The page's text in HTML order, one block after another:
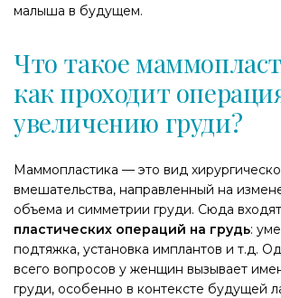
малыша в будущем.
Что такое
как проходит
увеличению груди?
Маммопластика — это вид
вмешательства, направленный на
объема и симметрии груди. Сюда
пластических операций на грудь:
подтяжка, установка имплантов и т.д.
всего вопросов у женщин вызывает
груди, особенно в контексте будущей